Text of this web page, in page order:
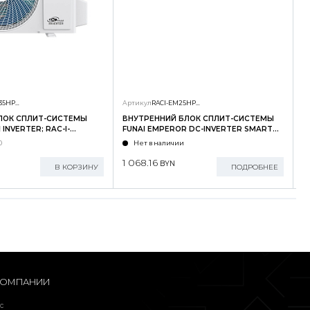
RAC-I-SG35HP.D01/U
СПЛИТ-СИСТЕМЫ
INVERTER; RAC-I-
В КОРЗИНУ
Артикул RACI-EM25HP.D04/S
ВНУТРЕННИЙ БЛОК СПЛИТ-СИСТЕМЫ
FUNAI EMPEROR DC-INVERTER SMART
EYE; RACI-EM25HP.D04/S
Нет в наличии
1 068.16 BYN ПОДРОБНЕЕ